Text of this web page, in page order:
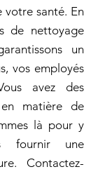
votre santé. En
de nettoyage
un
vos employés
avez des
en matière de
là pour y
fournir une
Contactez-